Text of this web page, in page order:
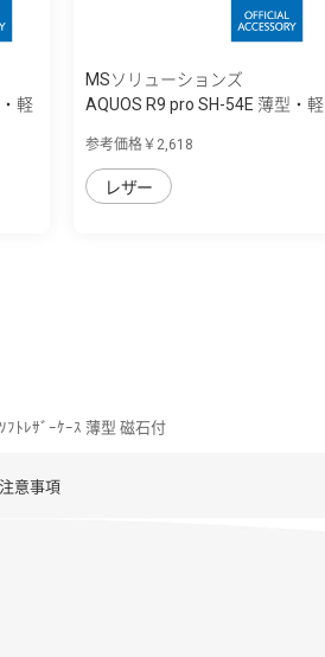
軽
MSソリューションズ
AQUOS R9 pro SH-54E 薄型・軽
参考価格￥2,618
レザー
ｿﾌﾄﾚｻﾞｰｹｰｽ 薄型 磁石付
意事項